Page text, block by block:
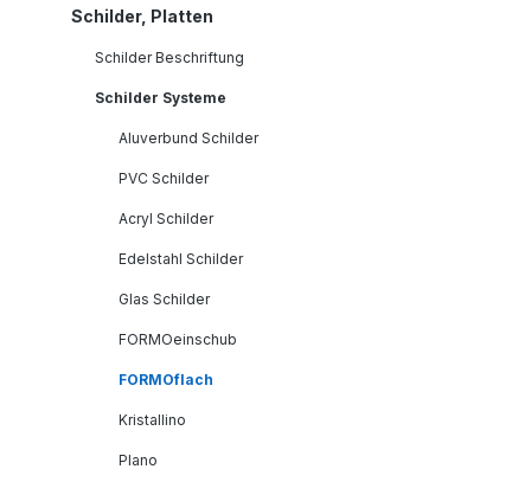
Schilder, Platten
Schilder Beschriftung
Schilder Systeme
Aluverbund Schilder
PVC Schilder
Acryl Schilder
Edelstahl Schilder
Glas Schilder
FORMOeinschub
FORMOflach
Kristallino
Plano